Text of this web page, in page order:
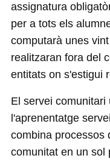
assignatura
per a tots els
computarà unes
realitzaran fora del
entitats on s'estigui
El servei
l'aprenentatge
combina processos
comunitat en un sol